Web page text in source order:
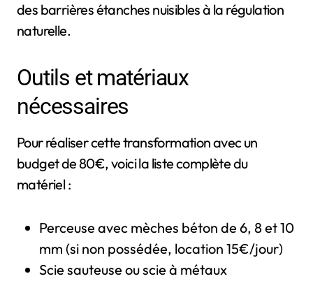
des barrières étanches nuisibles à la régulation
naturelle.
Outils et matériaux
nécessaires
Pour réaliser cette transformation avec un
budget de 80€, voici la liste complète du
matériel :
Perceuse avec mèches béton de 6, 8 et 10
mm (si non possédée, location 15€/jour)
Scie sauteuse ou scie à métaux